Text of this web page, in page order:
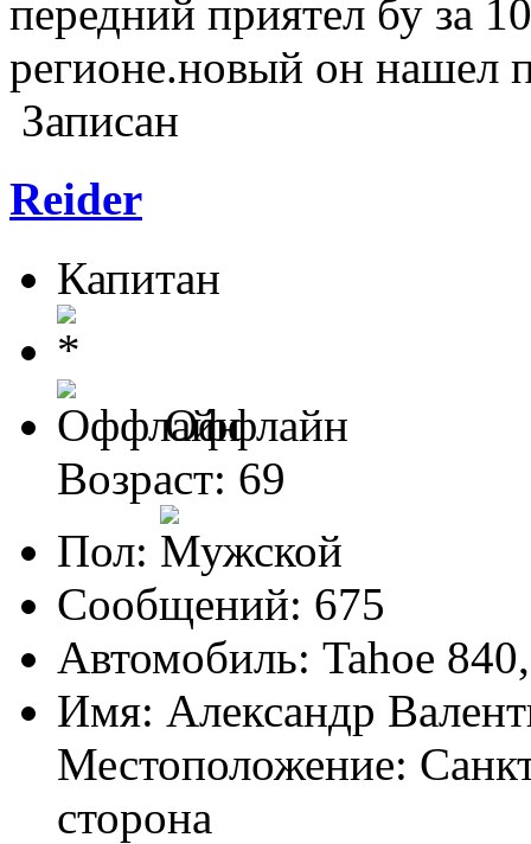
передний приятел бу за
регионе.новый он нашел
Записан
Reider
Капитан
Оффлайн
Возраст: 69
Пол:
Сообщений: 675
Автомобиль: Tahoe
Имя: Александр
Местоположение:
сторона